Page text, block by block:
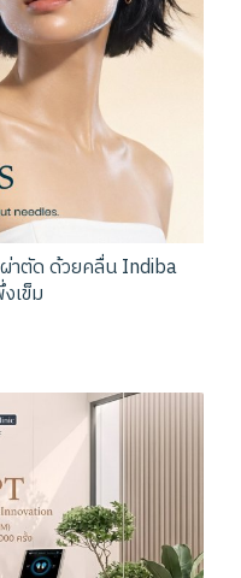
าตัด ด้วยคลื่น Indiba
เข็ม